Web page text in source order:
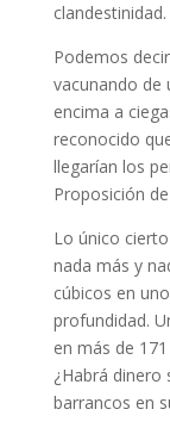
clandestinidad.
Podemos
vacunando de
encima a
reconocido
llegarían los
Proposición
Lo único
nada más y
cúbicos en
profundidad.
en más de
¿Habrá
barrancos en